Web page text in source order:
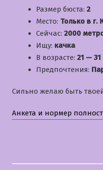
Размер бюста: 2
Место: Только в г.
Сейчас: 2000
Ищу: качка
В возрасте: 21 — 31
Предпочтения:
Сильно желаю быть
Анкета и нормер